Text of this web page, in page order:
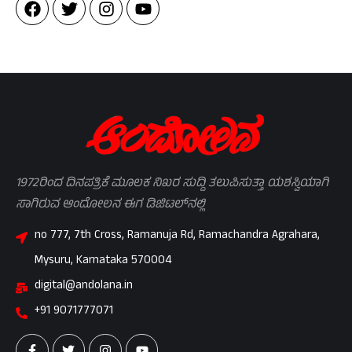
1972ರಿಂದ ದಿನಪತ್ರಿಕೆ ಮೂಲಕ ನಿಖರ ಸುದ್ದಿ ತಲುಪಿಸುತ್ತಾ ಯಶಸ್ವಿಯಾಗಿ
ಸಾಗಿರುವ ಆಂದೋಲನ ಈಗ ಡಿಜಿಟಲ್‌ನಲ್ಲಿ
no 777, 7th Cross, Ramanuja Rd, Ramachandra Agrahara,
Mysuru, Karnataka 570004
digital@andolana.in
+91 9071777071